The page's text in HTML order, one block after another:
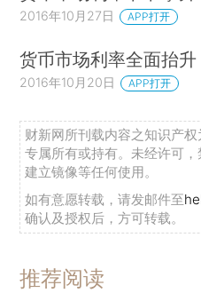
2016年10月27日 APP打开
货币市场利率全面抬
2016年10月20日 APP打开
财新网所刊载内容之知识产
专属所有或持有。未经许可
建立镜像等任何使用。
如有意愿转载，请发邮件至
确认及授权后，方可转载。
推荐阅读